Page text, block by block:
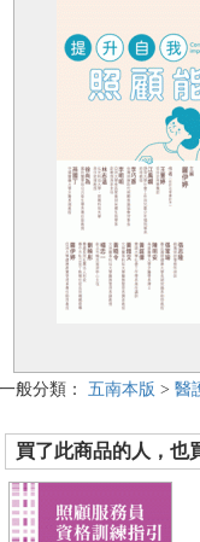
一般分類： 五南本版 > 醫
買了此商品的人，也